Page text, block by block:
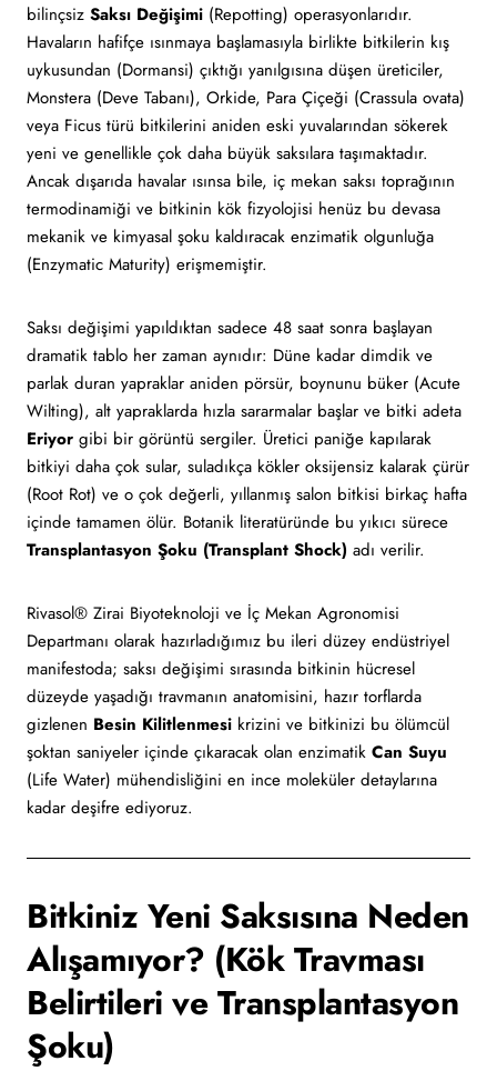
bilinçsiz Saksı Değişimi (Repotting) operasyonlarıdır.
Havaların hafifçe ısınmaya başlamasıyla birlikte bitkilerin kış
uykusundan (Dormansi) çıktığı yanılgısına düşen üreticiler,
Monstera (Deve Tabanı), Orkide, Para Çiçeği (Crassula ovata)
veya Ficus türü bitkilerini aniden eski yuvalarından sökerek
yeni ve genellikle çok daha büyük saksılara taşımaktadır.
Ancak dışarıda havalar ısınsa bile, iç mekan saksı toprağının
termodinamiği ve bitkinin kök fizyolojisi henüz bu devasa
mekanik ve kimyasal şoku kaldıracak enzimatik olgunluğa
(Enzymatic Maturity) erişmemiştir.
Saksı değişimi yapıldıktan sadece 48 saat sonra başlayan
dramatik tablo her zaman aynıdır: Düne kadar dimdik ve
parlak duran yapraklar aniden pörsür, boynunu büker (Acute
Wilting), alt yapraklarda hızla sararmalar başlar ve bitki adeta
Eriyor gibi bir görüntü sergiler. Üretici paniğe kapılarak
bitkiyi daha çok sular, suladıkça kökler oksijensiz kalarak çürür
(Root Rot) ve o çok değerli, yıllanmış salon bitkisi birkaç hafta
içinde tamamen ölür. Botanik literatüründe bu yıkıcı sürece
Transplantasyon Şoku (Transplant Shock) adı verilir.
Rivasol® Zirai Biyoteknoloji ve İç Mekan Agronomisi
Departmanı olarak hazırladığımız bu ileri düzey endüstriyel
manifestoda; saksı değişimi sırasında bitkinin hücresel
düzeyde yaşadığı travmanın anatomisini, hazır torflarda
gizlenen Besin Kilitlenmesi krizini ve bitkinizi bu ölümcül
şoktan saniyeler içinde çıkaracak olan enzimatik Can Suyu
(Life Water) mühendisliğini en ince moleküler detaylarına
kadar deşifre ediyoruz.
Bitkiniz Yeni Saksısına Neden
Alışamıyor? (Kök Travması
Belirtileri ve Transplantasyon
Şoku)